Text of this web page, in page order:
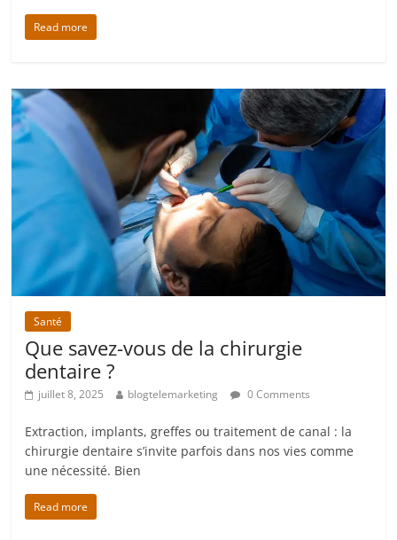
Read more
Santé
Que savez-vous de la chirurgie
dentaire ?
juillet 8, 2025 blogtelemarketing 0 Comments
Extraction, implants, greffes ou traitement de canal : la
chirurgie dentaire s’invite parfois dans nos vies comme
une nécessité. Bien
Read more